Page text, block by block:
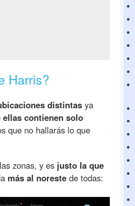
Harris?
distintas ya
ellas contienen solo
que no hallarás lo que
zonas, y es justo la que
más al noreste de todas: